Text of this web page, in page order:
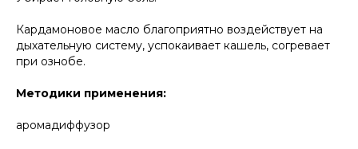
Кардамоновое масло благоприятно воздействует на
дыхательную систему, успокаивает кашель, согревает
при ознобе.
Методики применения:
аромадиффузор